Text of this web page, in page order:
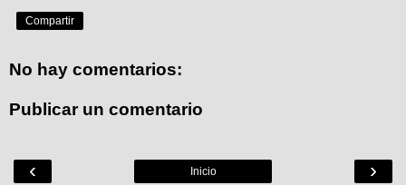
Compartir
No hay comentarios:
Publicar un comentario
‹ ›
Inicio